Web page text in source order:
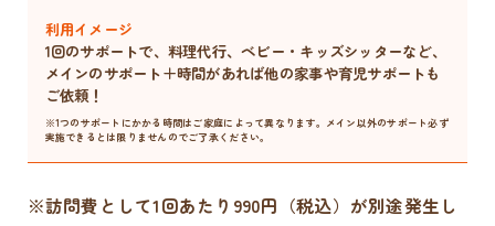
利用イメージ
1回のサポートで、料理代行、ベビー・キッズシッターなど、
メインのサポート＋時間があれば他の家事や育児サポートも
ご依頼！
※1つのサポートにかかる時間はご家庭によって異なります。メイン以外のサポート必ず
実施できるとは限りませんのでご了承ください。
※訪問費として1回あたり990円（税込）が別途発生し